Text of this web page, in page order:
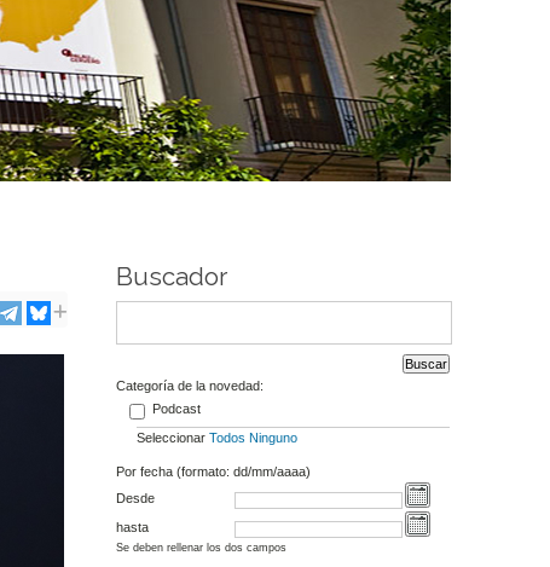
Buscador
Categoría de la novedad:
Podcast
Seleccionar Todos Ninguno
Por fecha (formato: dd/mm/aaaa)
Desde
hasta
Se deben rellenar los dos campos